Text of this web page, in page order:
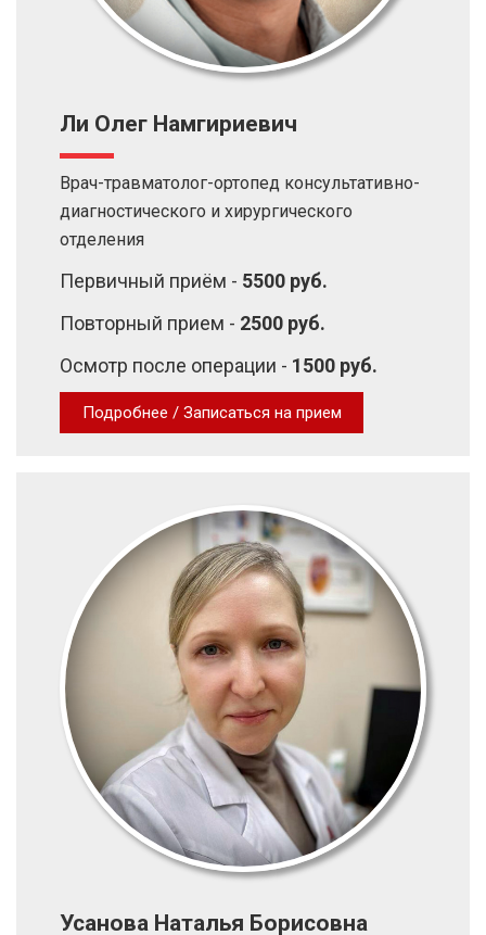
Ли Олег Намгириевич
Врач-травматолог-ортопед консультативно-
диагностического и хирургического
отделения
Первичный приём - 5500 руб.
Повторный прием - 2500 руб.
Осмотр после операции - 1500 руб.
Подробнее / Записаться на прием
Усанова Наталья Борисовна